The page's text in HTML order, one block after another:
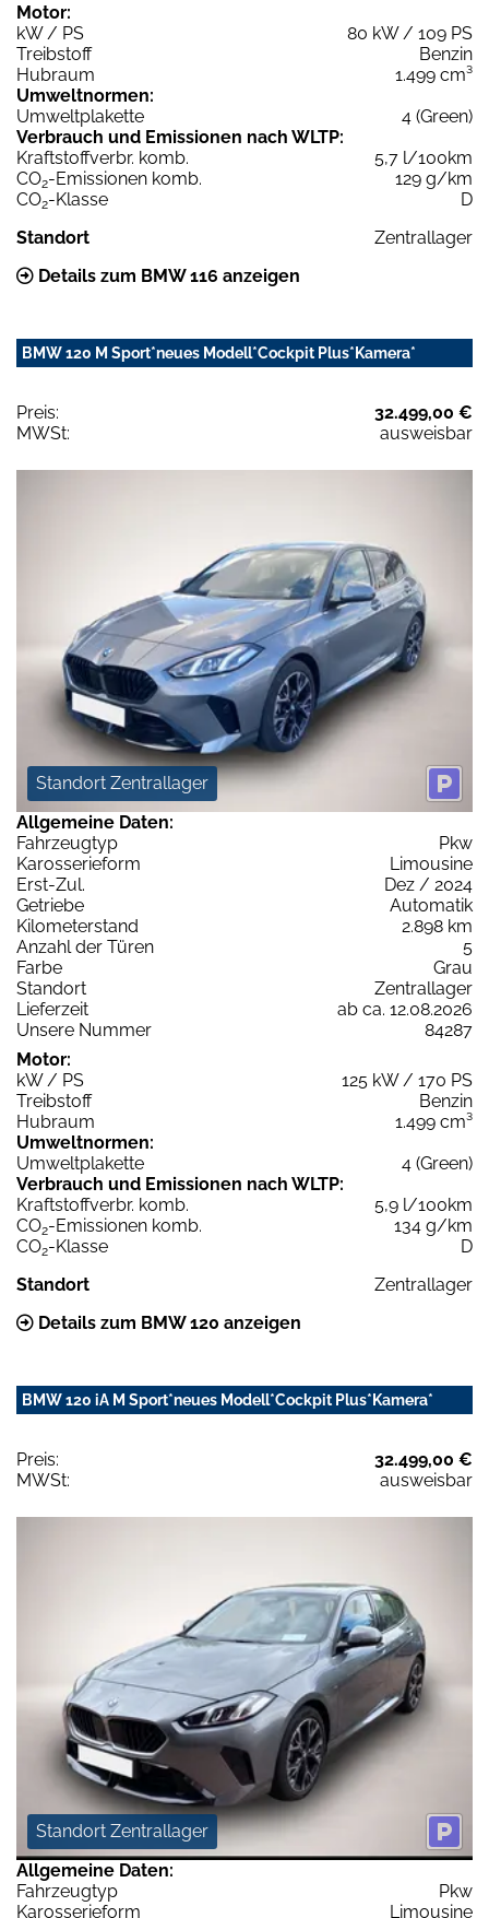
Motor:
kW / PS
80 kW / 109 PS
Treibstoff
Benzin
Hubraum
1.499 cm³
Umweltnormen:
Umweltplakette
4 (Green)
Verbrauch und Emissionen nach WLTP:
Kraftstoffverbr. komb.
5,7 l/100km
CO2-Emissionen komb.
129 g/km
CO2-Klasse
D
Standort
Zentrallager
Details zum BMW 116 anzeigen
BMW 120 M Sport*neues Modell*Cockpit Plus*Kamera*
Preis:
32.499,00 €
MWSt:
ausweisbar
Standort Zentrallager
Allgemeine Daten:
Fahrzeugtyp
Pkw
Karosserieform
Limousine
Erst-Zul.
Dez / 2024
Getriebe
Automatik
Kilometerstand
2.898 km
Anzahl der Türen
5
Farbe
Grau
Standort
Zentrallager
Lieferzeit
ab ca. 12.08.2026
Unsere Nummer
84287
Motor:
kW / PS
125 kW / 170 PS
Treibstoff
Benzin
Hubraum
1.499 cm³
Umweltnormen:
Umweltplakette
4 (Green)
Verbrauch und Emissionen nach WLTP:
Kraftstoffverbr. komb.
5,9 l/100km
CO2-Emissionen komb.
134 g/km
CO2-Klasse
D
Standort
Zentrallager
Details zum BMW 120 anzeigen
BMW 120 iA M Sport*neues Modell*Cockpit Plus*Kamera*
Preis:
32.499,00 €
MWSt:
ausweisbar
Standort Zentrallager
Allgemeine Daten:
Fahrzeugtyp
Pkw
Karosserieform
Limousine